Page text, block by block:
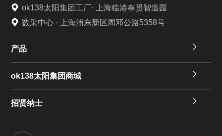
ok138太阳集团工厂· 上海临港奉贤智造园
数采中心 · 上海浦东新区周邓公路5358号
产品
ok138太阳集团商城
招贤纳士